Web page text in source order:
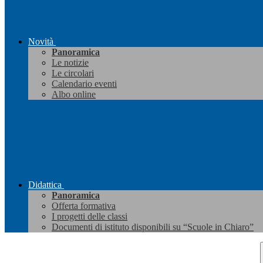
Novità
Panoramica
Le notizie
Le circolari
Calendario eventi
Albo online
Didattica
Panoramica
Offerta formativa
I progetti delle classi
Documenti di istituto disponibili su “Scuole in Chiaro”